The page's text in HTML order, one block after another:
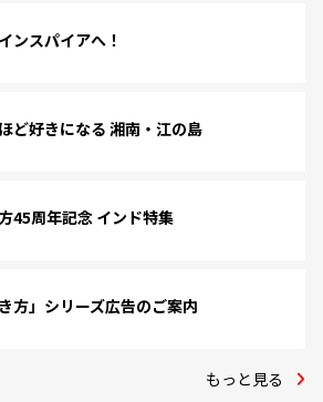
ンスパイアへ！
ど好きになる 湘南・江の島
45周年記念 インド特集
方」シリーズ広告のご案内
もっと見る